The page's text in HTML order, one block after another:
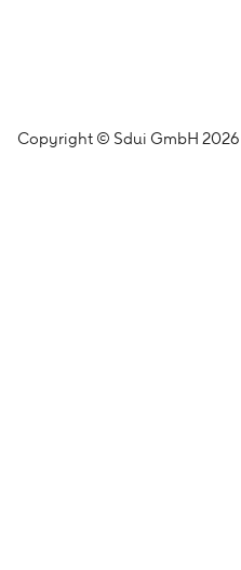
Copyright © Sdui GmbH 2026